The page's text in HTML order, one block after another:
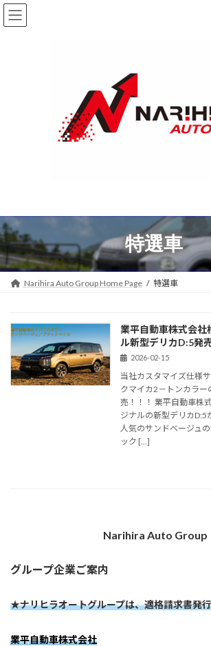
コ
ン
ナ
ビ
特選車
Narihira Auto Group Home Page 特選車
業平自動車株式会
ル新型デリカD:5発
2026-02-15
当社カスタマイズ仕様
クマイカ2－トンカラー
売！！！ 業平自動車
ジナルの新型デリカD:5
人気のサンドベージュ
ック […]
Narihira Auto Group
グループ企業ご案内
★ナリヒラオートグループは、適格請求書発
業平自動車株式会社